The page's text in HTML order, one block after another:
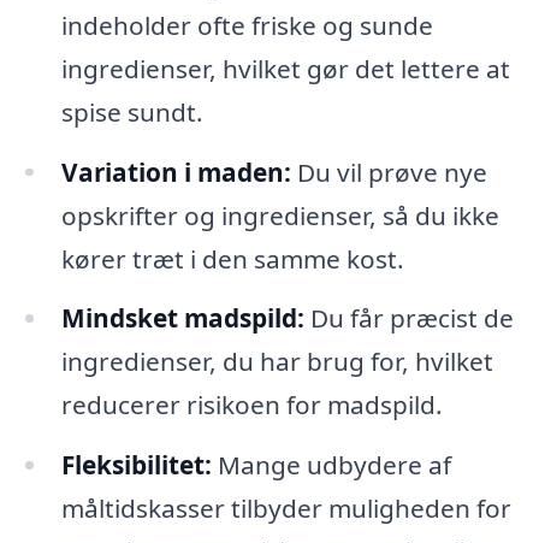
indeholder ofte friske og sunde
ingredienser, hvilket gør det lettere at
spise sundt.
Variation i maden: Du vil prøve nye
opskrifter og ingredienser, så du ikke
kører træt i den samme kost.
Mindsket madspild: Du får præcist de
ingredienser, du har brug for, hvilket
reducerer risikoen for madspild.
Fleksibilitet: Mange udbydere af
måltidskasser tilbyder muligheden for